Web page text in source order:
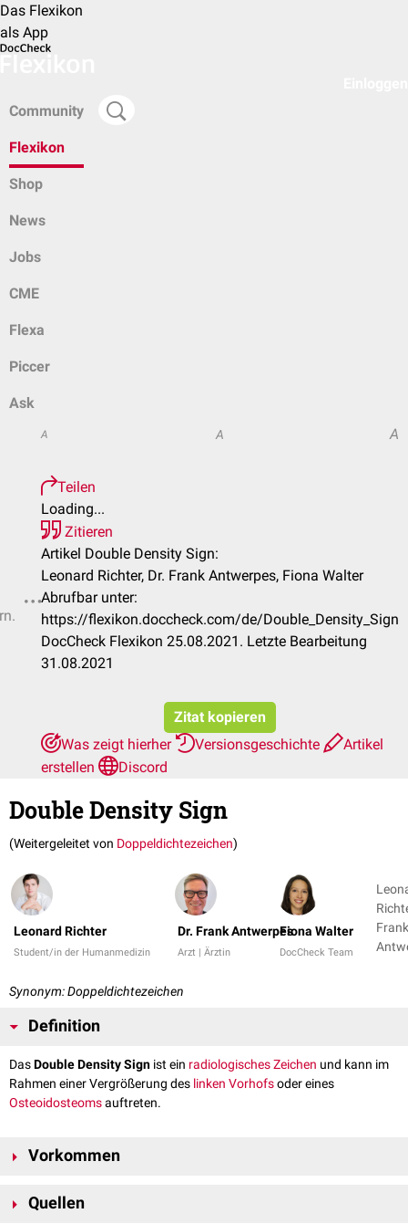
Das Flexikon
als App
Community
Flexikon
Shop
News
Jobs
CME
Flexa
Piccer
Ask
A A A
Teilen
Loading...
Zitieren
Artikel Double Density Sign:
Leonard Richter, Dr. Frank Antwerpes, Fiona Walter
Abrufbar unter:
https://flexikon.doccheck.com/de/Double_Density_Sign
DocCheck Flexikon 25.08.2021. Letzte Bearbeitung
31.08.2021
Zitat kopieren
Was zeigt hierher
Versionsgeschichte
Artikel
erstellen
Discord
Double Density Sign
(Weitergeleitet von Doppeldichtezeichen)
Leonard Richter
Student/in der Humanmedizin
Dr. Frank Antwerpes
Arzt | Ärztin
Fiona Walter
DocCheck Team
Frank
Synonym: Doppeldichtezeichen
Definition
DasDouble Density Sign ist ein radiologisches Zeichen und kann im
Rahmen einer Vergrößerung des linken Vorhofsoder eines
Osteoidosteomsauftreten.
Vorkommen
Vergrößerung des linken Vorhofs
Quellen